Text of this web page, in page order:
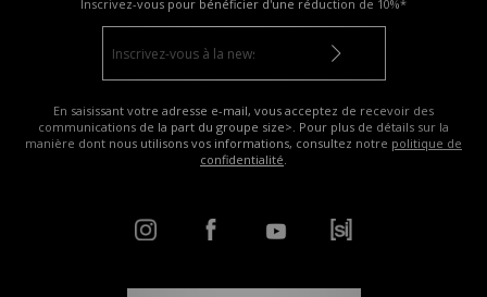
Inscrivez-vous pour bénéficier d'une réduction de 10%*
En saisissant votre adresse e-mail, vous acceptez de recevoir des
communications de la part du groupe size>. Pour plus de détails sur la
manière dont nous utilisons vos informations, consultez notre politique de
confidentialité.